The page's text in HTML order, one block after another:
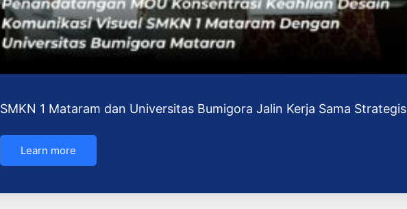
SMKN 1 Mataram dan Universitas Bumigora Jalin Kerja Sama Strategis
Learn more